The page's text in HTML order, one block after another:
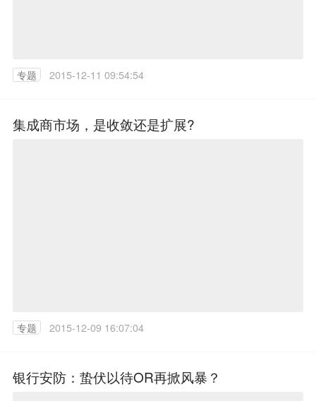
专题 2015-12-11 09:54:54
集成商市场，是收敛还是扩展?
专题 2015-12-09 16:07:04
银行安防：蛰伏以待OR再掀风暴？